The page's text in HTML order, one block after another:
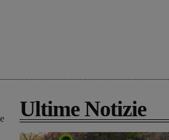
Ultime Notizie